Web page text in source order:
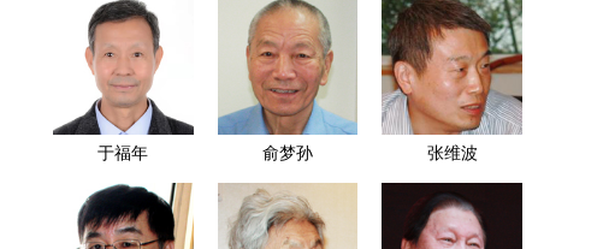
于福年 俞梦孙 张维波